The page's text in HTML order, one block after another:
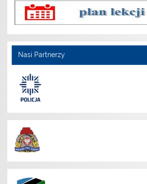
Nasi Partnerzy